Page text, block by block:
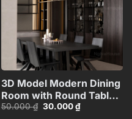
3D Model Modern Dining
Room with Round Table –
3ds Max_109796685
50.000₫ Giá
30.000₫Giá
hiện